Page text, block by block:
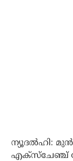
ന്യൂദല്‍ഹി:
എക്‌സ്‌ചേഞ്ച്